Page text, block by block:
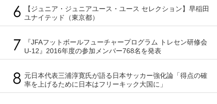
【ジュニア・ジュニアユース・ユース セレクション】早稲田
ユナイテッド（東京都）
『JFAフットボールフューチャープログラム トレセン研修会
U-12』2016年度の参加メンバー768名を発表
元日本代表三浦淳寛氏が語る日本サッカー強化論「得点の確
率を上げるために日本はフリーキック大国に」